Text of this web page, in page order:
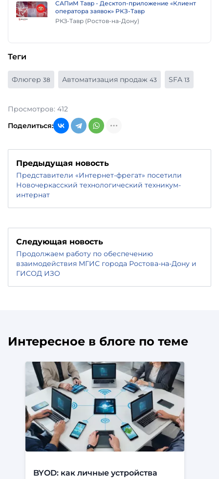
САПиМ Тавр - Десктоп-приложение «Клиент
оператора заявок» РКЗ‑Тавр
РКЗ-Тавр (Ростов-на-Дону)
Теги
Флюгер 38 Автоматизация продаж 43 SFA 13
Просмотров: 412
Поделиться:
Предыдущая новость
Представители «Интернет-фрегат» посетили
Новочеркасский технологический техникум-
интернат
Следующая новость
Продолжаем работу по обеспечению
взаимодействия МГИС города Ростова-на-Дону и
ГИСОД ИЗО
Интересное в блоге по теме
BYOD: как личные устройства